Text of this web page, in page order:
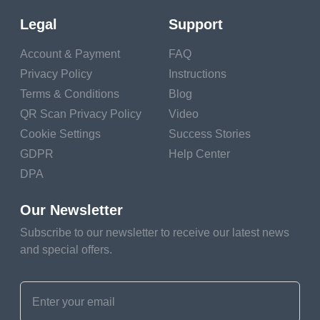
Masukkan tautan kode QR Anda, tambahkan
nama untuk QR Anda, pilih kategori konten dan
Buat Kode QR
5 Cara Menerapkan
Legal
Account & Payment
Privacy Policy
Terms & Conditions
QR Scan Privacy Policy
Cookie Settings
GDPR
DPA
Support
FAQ
Instructions
Blog
Video
Success Stories
Help Center
Our Newsletter
Subscribe to our newsletter to receive our latest news
and special offers.